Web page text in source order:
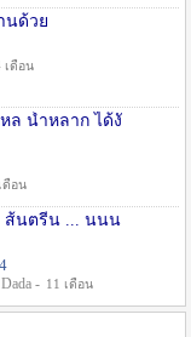
นด้วย
เดือน
ล น้ำหลาก ได้งั
ดือน
" ส้นตรีน ... นนน
4
- 11 เดือน